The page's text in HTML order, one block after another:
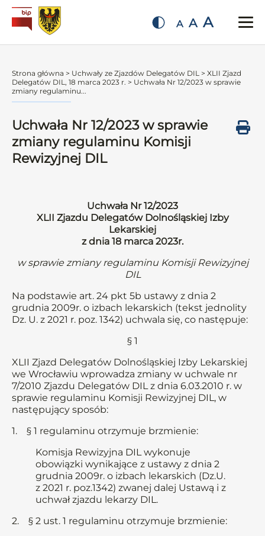
A A A
Strona główna > Uchwały ze Zjazdów Delegatów DIL > XLII Zjazd
Delegatów DIL, 18 marca 2023 r. > Uchwała Nr 12/2023 w sprawie
zmiany regulaminu...
Uchwała Nr 12/2023 w sprawie
zmiany regulaminu Komisji
Rewizyjnej DIL
Uchwała Nr 12/2023
XLII Zjazdu Delegatów Dolnośląskiej Izby
Lekarskiej
z dnia 18 marca 2023r.
w sprawie zmiany regulaminu Komisji Rewizyjnej
DIL
Na podstawie art. 24 pkt 5b ustawy z dnia 2
grudnia 2009r. o izbach lekarskich (tekst jednolity
Dz. U. z 2021 r. poz. 1342) uchwala się, co następuje:
§ 1
XLII Zjazd Delegatów Dolnośląskiej Izby Lekarskiej
we Wrocławiu wprowadza zmiany w uchwale nr
7/2010 Zjazdu Delegatów DIL z dnia 6.03.2010 r. w
sprawie regulaminu Komisji Rewizyjnej DIL, w
następujący sposób:
1. § 1 regulaminu otrzymuje brzmienie:
Komisja Rewizyjna DIL wykonuje
obowiązki wynikające z ustawy z dnia 2
grudnia 2009r. o izbach lekarskich (Dz.U.
z 2021 r. poz.1342) zwanej dalej Ustawą i z
uchwał zjazdu lekarzy DIL.
2. § 2 ust. 1 regulaminu otrzymuje brzmienie: